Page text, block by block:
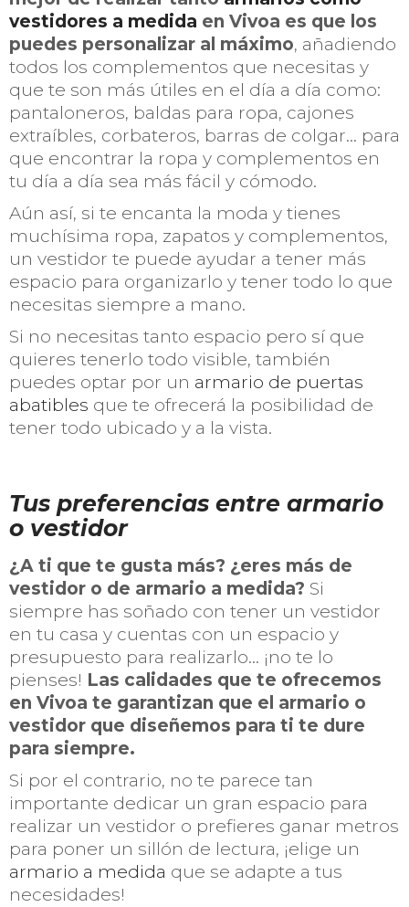
vestidores a medida en Vivoa es que los
puedes personalizar al máximo, añadiendo
todos los complementos que necesitas y
que te son más útiles en el día a día como:
pantaloneros, baldas para ropa, cajones
extraíbles, corbateros, barras de colgar… para
que encontrar la ropa y complementos en
tu día a día sea más fácil y cómodo.
Aún así, si te encanta la moda y tienes
muchísima ropa, zapatos y complementos,
un vestidor te puede ayudar a tener más
espacio para organizarlo y tener todo lo que
necesitas siempre a mano.
Si no necesitas tanto espacio pero sí que
quieres tenerlo todo visible, también
puedes optar por un armario de puertas
abatibles que te ofrecerá la posibilidad de
tener todo ubicado y a la vista.
Tus preferencias entre armario
o vestidor
¿A ti que te gusta más? ¿eres más de
vestidor o de armario a medida? Si
siempre has soñado con tener un vestidor
en tu casa y cuentas con un espacio y
presupuesto para realizarlo… ¡no te lo
pienses! Las calidades que te ofrecemos
en Vivoa te garantizan que el armario o
vestidor que diseñemos para ti te dure
para siempre.
Si por el contrario, no te parece tan
importante dedicar un gran espacio para
realizar un vestidor o prefieres ganar metros
para poner un sillón de lectura, ¡elige un
armario a medida que se adapte a tus
necesidades!